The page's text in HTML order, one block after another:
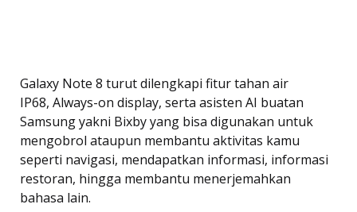
Galaxy Note 8 turut dilengkapi fitur tahan air
IP68, Always-on display, serta asisten AI buatan
Samsung yakni Bixby yang bisa digunakan untuk
mengobrol ataupun membantu aktivitas kamu
seperti navigasi, mendapatkan informasi, informasi
restoran, hingga membantu menerjemahkan
bahasa lain.